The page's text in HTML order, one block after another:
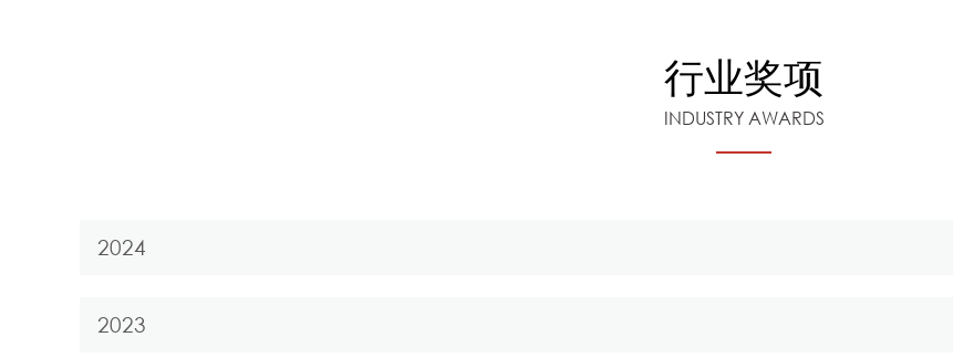
行业奖项
INDUSTRY AWARDS
2024
2023